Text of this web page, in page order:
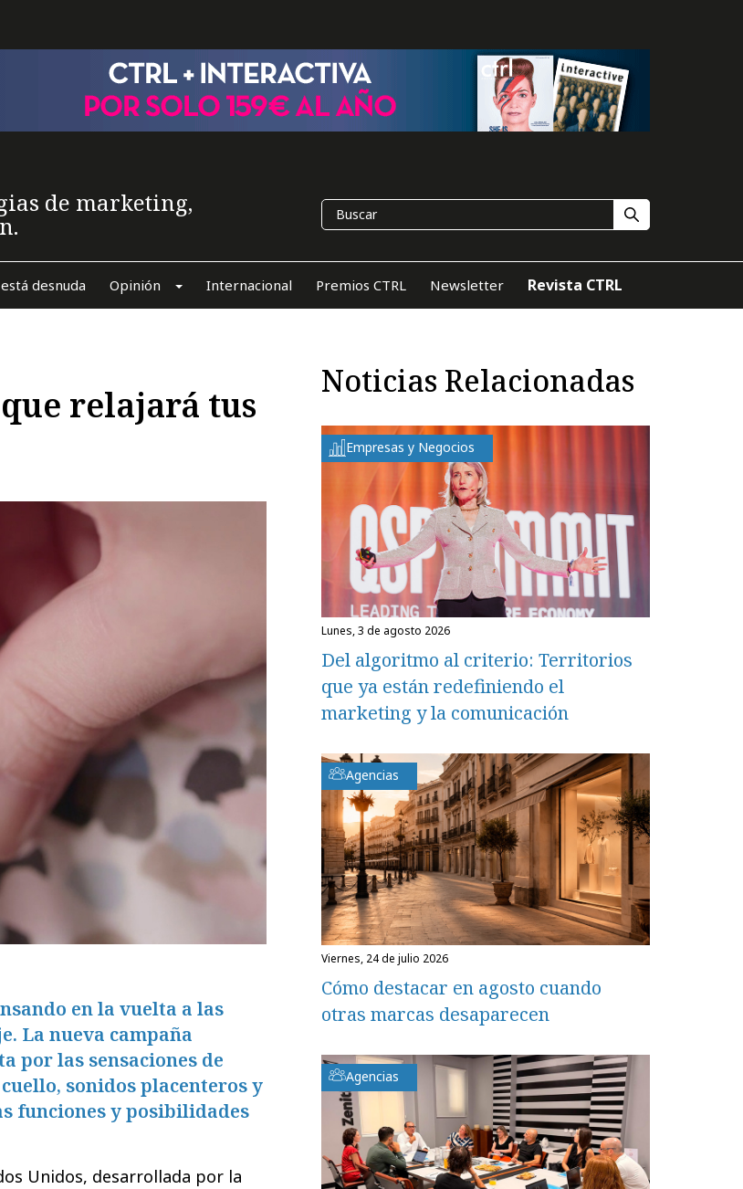
de marketing,
desnuda Opinión Internacional Premios CTRL Newsletter Revista CTRL
relajará tus
en la vuelta a las
La nueva campaña
por las sensaciones de
sonidos placenteros y
funciones y posibilidades
Unidos, desarrollada por la
Noticias Relacionadas
Empresas y Negocios
lunes, 3 de agosto 2026
Del algoritmo al criterio: Territorios
que ya están redefiniendo el
marketing y la comunicación
Agencias
viernes, 24 de julio 2026
Cómo destacar en agosto cuando
otras marcas desaparecen
Agencias